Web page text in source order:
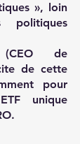
», loin
politiques
de cette
pour
unique